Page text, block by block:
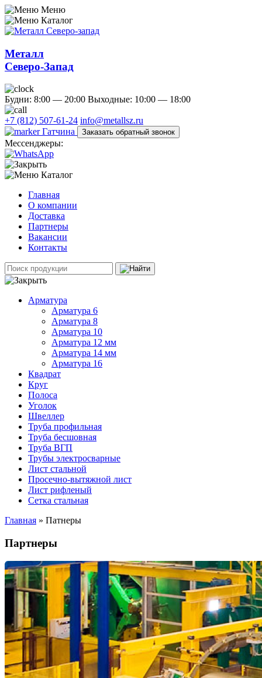
Меню
Каталог
Металл
Северо-Запад
Будни: 8:00 — 20:00 Выходные: 10:00 — 18:00
+7 (812) 507-61-24 info@metallsz.ru
Гатчина
Заказать обратный звонок
Мессенджеры:
Каталог
Главная
О компании
Доставка
Партнеры
Вакансии
Контакты
Арматура
Арматура 6
Арматура 8
Арматура 10
Арматура 12 мм
Арматура 14 мм
Арматура 16
Квадрат
Круг
Полоса
Уголок
Швеллер
Труба профильная
Труба бесшовная
Труба ВГП
Трубы электросварные
Лист стальной
Просечно-вытяжной лист
Лист рифленый
Сетка стальная
Главная » Патнеры
Партнеры